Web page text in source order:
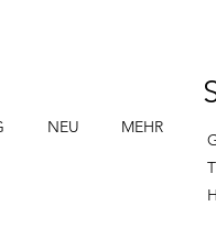
NEU MEHR